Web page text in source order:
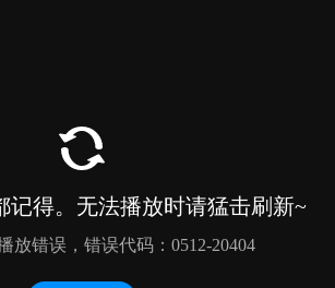
记得。无法播放时请猛击刷新~
放错误，错误代码：0512-20404